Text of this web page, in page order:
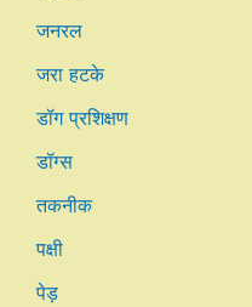
जनरल
जरा हटके
डॉग प्रशिक्षण
डॉग्स
तकनीक
पक्षी
पेड़